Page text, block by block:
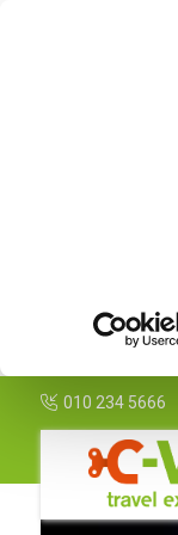
010 234 5666
Galleria